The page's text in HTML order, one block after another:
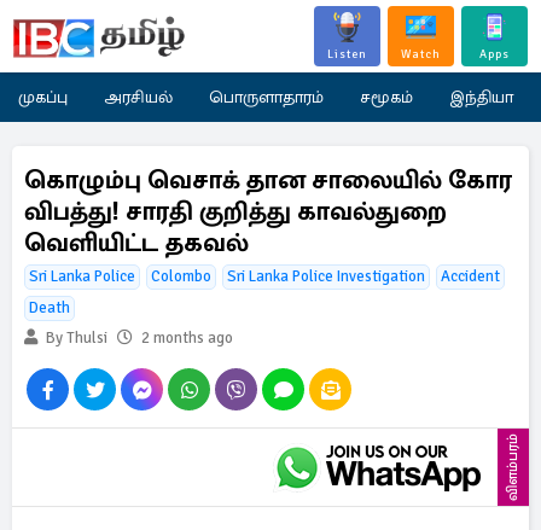
Listen Watch Apps
முகப்பு அரசியல் பொருளாதாரம் சமூகம் இந்தியா
கொழும்பு வெசாக் தான சாலையில் கோர
விபத்து! சாரதி குறித்து காவல்துறை
வெளியிட்ட தகவல்
Sri Lanka Police Colombo Sri Lanka Police Investigation
Accident
Death
By Thulsi
2 months ago
விளம்பரம்